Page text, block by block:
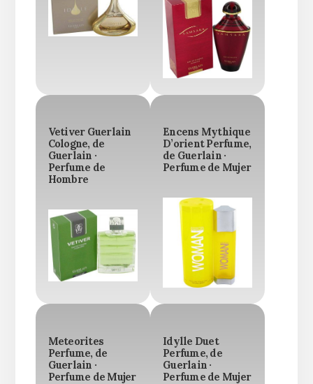
Vetiver Guerlain
Cologne, de
Guerlain ·
Perfume de
Hombre
Encens Mythique
D’orient Perfume,
de Guerlain ·
Perfume de Mujer
Meteorites
Perfume, de
Guerlain ·
Perfume de Mujer
Idylle Duet
Perfume, de
Guerlain ·
Perfume de Mujer